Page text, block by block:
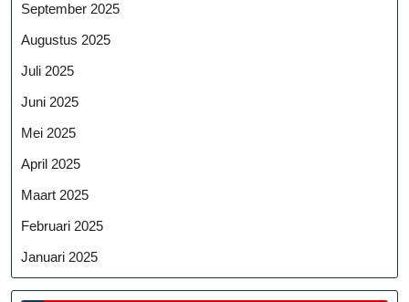
September 2025
Augustus 2025
Juli 2025
Juni 2025
Mei 2025
April 2025
Maart 2025
Februari 2025
Januari 2025